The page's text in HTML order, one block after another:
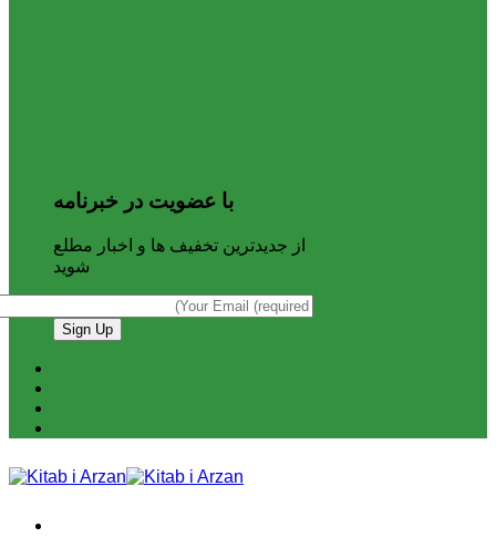
با عضویت در خبرنامه
از جدیدترین تخفیف ها و اخبار مطلع
شوید